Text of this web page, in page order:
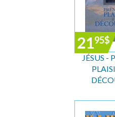
2195$
JÉSUS -